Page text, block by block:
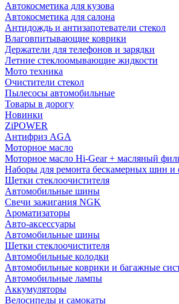
Автокосметика для кузова
Автокосметика для салона
Антидождь и антизапотеватели стекол
Влаговпитывающие коврики
Держатели для телефонов и зарядки
Летние стеклоомывающие жидкости
Мото техника
Очистители стекол
Пылесосы автомобильные
Товары в дорогу
Новинки
ZiPOWER
Антифриз AGA
Моторное масло
Моторное масло Hi-Gear + масляный
Наборы для ремонта бескамерных шин и
Щетки стеклоочистителя
Автомобильные шины
Свечи зажигания NGK
Ароматизаторы
Авто-аксессуары
Автомобильные шины
Щетки стеклоочистителя
Автомобильные колодки
Автомобильные коврики и багажные
Автомобильные лампы
Аккумуляторы
Велосипеды и самокаты